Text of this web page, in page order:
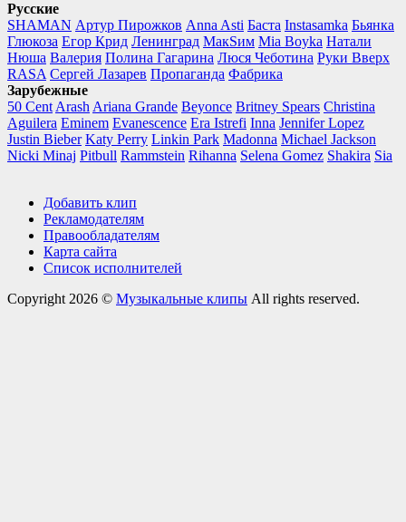
Русские
SHAMAN Артур Пирожков Anna Asti Баста Instasamka Бьянка
Глюкоза Егор Крид Ленинград МакSим Mia Boyka Натали
Нюша Валерия Полина Гагарина Люся Чеботина Руки Вверх
RASA Сергей Лазарев Пропаганда Фабрика
Зарубежные
50 Cent Arash Ariana Grande Beyonce Britney Spears Christina
Aguilera Eminem Evanescence Era Istrefi Inna Jennifer Lopez
Justin Bieber Katy Perry Linkin Park Madonna Michael Jackson
Nicki Minaj Pitbull Rammstein Rihanna Selena Gomez Shakira Sia
Добавить клип
Рекламодателям
Правообладателям
Карта сайта
Список исполнителей
Copyright 2026 © Музыкальные клипы All rights reserved.